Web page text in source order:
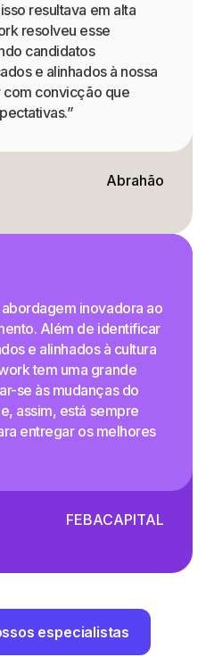
resultava em alta
resolveu esse
candidatos
e alinhados à nossa
com convicção que
Abrahão
inovadora ao
Além de identificar
e alinhados à cultura
tem uma grande
se às mudanças do
assim, está sempre
entregar os melhores
FEBACAPITAL
especialistas